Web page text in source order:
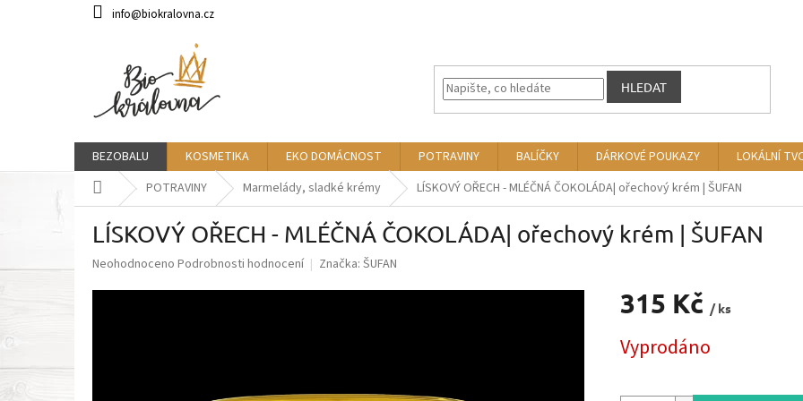
info@biokralovna.cz
HLEDAT
BEZOBALU KOSMETIKA EKO DOMÁCNOST POTRAVINY BALÍČKY DÁRKOVÉ POUKAZY LOKÁLNÍ
Domů POTRAVINY Marmelády, sladké krémy LÍSKOVÝ OŘECH - MLÉČNÁ ČOKOLÁDA| ořechový krém | ŠUFAN
LÍSKOVÝ OŘECH - MLÉČNÁ ČOKOLÁDA| ořechový krém | ŠUFAN
Průměrné
Neohodnoceno Podrobnosti hodnocení Značka: ŠUFAN
315 Kč / ks
cena:
Vyprodáno